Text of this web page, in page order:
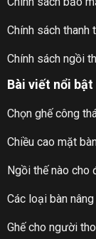
Chính sách thanh
Chính sách ngồi
Bài viết nổi bật
Chọn ghế công
Chiều cao mặt
Ngồi thế nào cho
Các loại bàn nâng
Ghế cho người